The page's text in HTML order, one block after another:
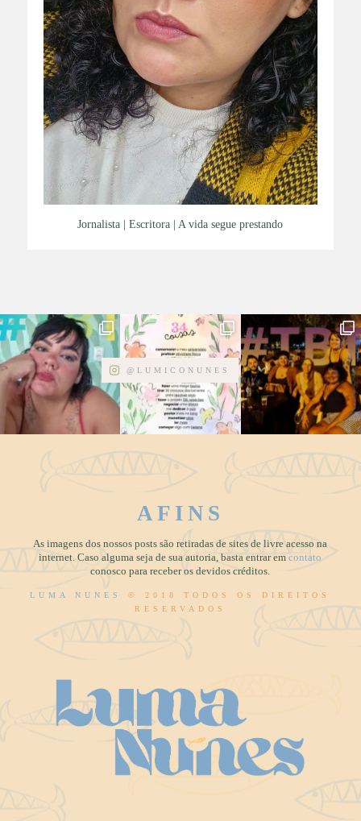
Jornalista | Escritora | A vida segue prestando
@LUMICONUNES
AFINS
As imagens dos nossos posts são retiradas de sites de livre acesso na
internet. Caso alguma seja de sua autoria, basta entrar emcontato
conosco para receber os devidos créditos.
LUMA NUNES
© 2018 TODOS OS DIREITOS
RESERVADOS